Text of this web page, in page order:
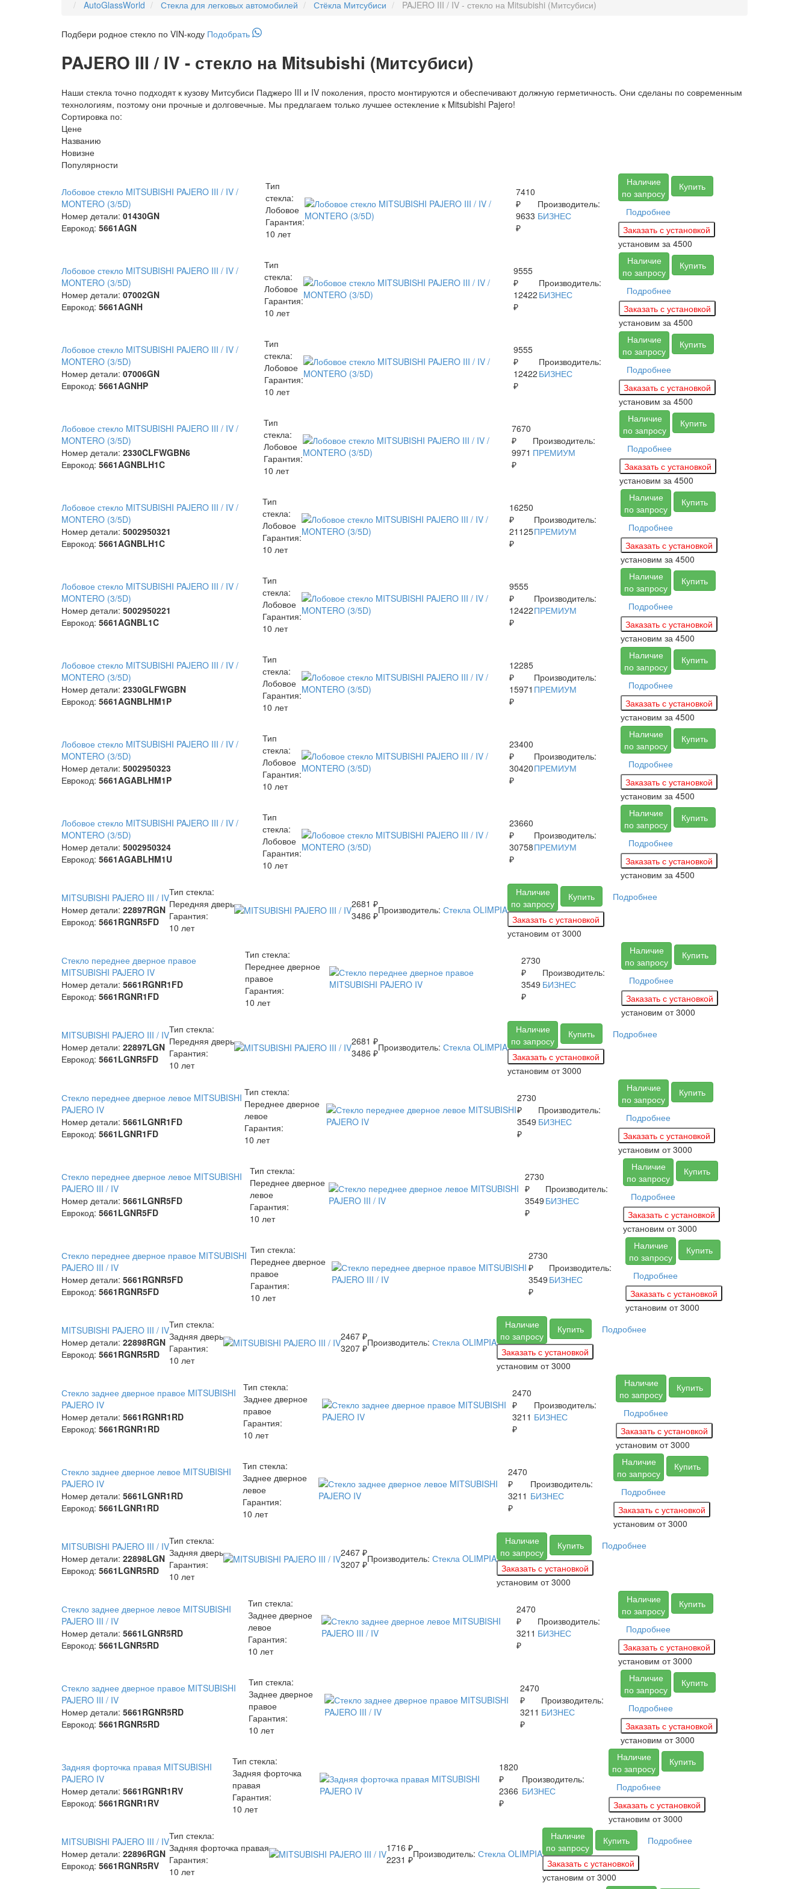
AutoGlassWorld Стекла для легковых автомобилей Стёкла Митсубиси PAJERO III / IV - стекло на Mitsubishi (Митсубиси)
Подбери родное стекло по VIN-коду Подобрать
PAJERO III / IV - стекло на Mitsubishi (Митсубиси)
Наши стекла точно подходят к кузову Митсубиси Паджеро III и IV поколения, просто монтируются и обеспечивают должную герметичность. Они сделаны по современным
технологиям, поэтому они прочные и долговечные. Мы предлагаем только лучшее остекление к Mitsubishi Pajero!
Сортировка по:
Цене
Названию
Новизне
Популярности
Лобовое стекло MITSUBISHI PAJERO III / IV /
MONTERO (3/5D)
Номер детали: 01430GN
Еврокод: 5661AGN
Тип
стекла:
Лобовое
Гарантия:
10 лет
7410
₽
9633
₽
Производитель:
БИЗНЕС
Наличие
по запросу
Купить
Подробнее
установим за 4500
Лобовое стекло MITSUBISHI PAJERO III / IV /
MONTERO (3/5D)
Номер детали: 07002GN
Еврокод: 5661AGNH
Тип
стекла:
Лобовое
Гарантия:
10 лет
9555
₽
12422
₽
Производитель:
БИЗНЕС
Наличие
по запросу
Купить
Подробнее
установим за 4500
Лобовое стекло MITSUBISHI PAJERO III / IV /
MONTERO (3/5D)
Номер детали: 07006GN
Еврокод: 5661AGNHP
Тип
стекла:
Лобовое
Гарантия:
10 лет
9555
₽
12422
₽
Производитель:
БИЗНЕС
Наличие
по запросу
Купить
Подробнее
установим за 4500
Лобовое стекло MITSUBISHI PAJERO III / IV /
MONTERO (3/5D)
Номер детали: 2330CLFWGBN6
Еврокод: 5661AGNBLH1C
Тип
стекла:
Лобовое
Гарантия:
10 лет
7670
₽
9971
₽
Производитель:
ПРЕМИУМ
Наличие
по запросу
Купить
Подробнее
установим за 4500
Лобовое стекло MITSUBISHI PAJERO III / IV /
MONTERO (3/5D)
Номер детали: 5002950321
Еврокод: 5661AGNBLH1C
Тип
стекла:
Лобовое
Гарантия:
10 лет
16250
₽
21125
₽
Производитель:
ПРЕМИУМ
Наличие
по запросу
Купить
Подробнее
установим за 4500
Лобовое стекло MITSUBISHI PAJERO III / IV /
MONTERO (3/5D)
Номер детали: 5002950221
Еврокод: 5661AGNBL1C
Тип
стекла:
Лобовое
Гарантия:
10 лет
9555
₽
12422
₽
Производитель:
ПРЕМИУМ
Наличие
по запросу
Купить
Подробнее
установим за 4500
Лобовое стекло MITSUBISHI PAJERO III / IV /
MONTERO (3/5D)
Номер детали: 2330GLFWGBN
Еврокод: 5661AGNBLHM1P
Тип
стекла:
Лобовое
Гарантия:
10 лет
12285
₽
15971
₽
Производитель:
ПРЕМИУМ
Наличие
по запросу
Купить
Подробнее
установим за 4500
Лобовое стекло MITSUBISHI PAJERO III / IV /
MONTERO (3/5D)
Номер детали: 5002950323
Еврокод: 5661AGABLHM1P
Тип
стекла:
Лобовое
Гарантия:
10 лет
23400
₽
30420
₽
Производитель:
ПРЕМИУМ
Наличие
по запросу
Купить
Подробнее
установим за 4500
Лобовое стекло MITSUBISHI PAJERO III / IV /
MONTERO (3/5D)
Номер детали: 5002950324
Еврокод: 5661AGABLHM1U
Тип
стекла:
Лобовое
Гарантия:
10 лет
23660
₽
30758
₽
Производитель:
ПРЕМИУМ
Наличие
по запросу
Купить
Подробнее
установим за 4500
MITSUBISHI PAJERO III / IV
Номер детали: 22897RGN
Еврокод: 5661RGNR5FD
Тип стекла:
Передняя дверь
Гарантия:
10 лет
2681 ₽
3486 ₽Производитель: Стекла OLIMPIA
Наличие
по запросу
Купить Подробнее
установим от 3000
Стекло переднее дверное правое
MITSUBISHI PAJERO IV
Номер детали: 5661RGNR1FD
Еврокод: 5661RGNR1FD
Тип стекла:
Переднее дверное
правое
Гарантия:
10 лет
2730
₽
3549
₽
Производитель:
БИЗНЕС
Наличие
по запросу
Купить
Подробнее
установим от 3000
MITSUBISHI PAJERO III / IV
Номер детали: 22897LGN
Еврокод: 5661LGNR5FD
Тип стекла:
Передняя дверь
Гарантия:
10 лет
2681 ₽
3486 ₽Производитель: Стекла OLIMPIA
Наличие
по запросу
Купить Подробнее
установим от 3000
Стекло переднее дверное левое MITSUBISHI
PAJERO IV
Номер детали: 5661LGNR1FD
Еврокод: 5661LGNR1FD
Тип стекла:
Переднее дверное
левое
Гарантия:
10 лет
2730
₽
3549
₽
Производитель:
БИЗНЕС
Наличие
по запросу
Купить
Подробнее
установим от 3000
Стекло переднее дверное левое MITSUBISHI
PAJERO III / IV
Номер детали: 5661LGNR5FD
Еврокод: 5661LGNR5FD
Тип стекла:
Переднее дверное
левое
Гарантия:
10 лет
2730
₽
3549
₽
Производитель:
БИЗНЕС
Наличие
по запросу
Купить
Подробнее
установим от 3000
Стекло переднее дверное правое MITSUBISHI
PAJERO III / IV
Номер детали: 5661RGNR5FD
Еврокод: 5661RGNR5FD
Тип стекла:
Переднее дверное
правое
Гарантия:
10 лет
2730
₽
3549
₽
Производитель:
БИЗНЕС
Наличие
по запросу
Купить
Подробнее
установим от 3000
MITSUBISHI PAJERO III / IV
Номер детали: 22898RGN
Еврокод: 5661RGNR5RD
Тип стекла:
Задняя дверь
Гарантия:
10 лет
2467 ₽
3207 ₽Производитель: Стекла OLIMPIA
Наличие
по запросу
Купить Подробнее
установим от 3000
Стекло заднее дверное правое MITSUBISHI
PAJERO IV
Номер детали: 5661RGNR1RD
Еврокод: 5661RGNR1RD
Тип стекла:
Заднее дверное
правое
Гарантия:
10 лет
2470
₽
3211
₽
Производитель:
БИЗНЕС
Наличие
по запросу
Купить
Подробнее
установим от 3000
Стекло заднее дверное левое MITSUBISHI
PAJERO IV
Номер детали: 5661LGNR1RD
Еврокод: 5661LGNR1RD
Тип стекла:
Заднее дверное
левое
Гарантия:
10 лет
2470
₽
3211
₽
Производитель:
БИЗНЕС
Наличие
по запросу
Купить
Подробнее
установим от 3000
MITSUBISHI PAJERO III / IV
Номер детали: 22898LGN
Еврокод: 5661LGNR5RD
Тип стекла:
Задняя дверь
Гарантия:
10 лет
2467 ₽
3207 ₽Производитель: Стекла OLIMPIA
Наличие
по запросу
Купить Подробнее
установим от 3000
Стекло заднее дверное левое MITSUBISHI
PAJERO III / IV
Номер детали: 5661LGNR5RD
Еврокод: 5661LGNR5RD
Тип стекла:
Заднее дверное
левое
Гарантия:
10 лет
2470
₽
3211
₽
Производитель:
БИЗНЕС
Наличие
по запросу
Купить
Подробнее
установим от 3000
Стекло заднее дверное правое MITSUBISHI
PAJERO III / IV
Номер детали: 5661RGNR5RD
Еврокод: 5661RGNR5RD
Тип стекла:
Заднее дверное
правое
Гарантия:
10 лет
2470
₽
3211
₽
Производитель:
БИЗНЕС
Наличие
по запросу
Купить
Подробнее
установим от 3000
Задняя форточка правая MITSUBISHI
PAJERO IV
Номер детали: 5661RGNR1RV
Еврокод: 5661RGNR1RV
Тип стекла:
Задняя форточка
правая
Гарантия:
10 лет
1820
₽
2366
₽
Производитель:
БИЗНЕС
Наличие
по запросу
Купить
Подробнее
установим от 3000
MITSUBISHI PAJERO III / IV
Номер детали: 22896RGN
Еврокод: 5661RGNR5RV
Тип стекла:
Задняя форточка правая
Гарантия:
10 лет
1716 ₽
2231 ₽Производитель: Стекла OLIMPIA
Наличие
по запросу
Купить Подробнее
установим от 3000